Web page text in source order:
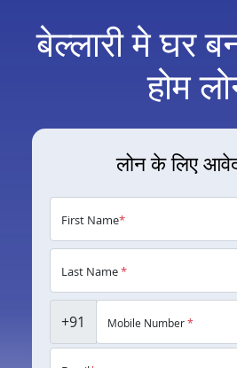
बेल्लारी मे घर
होम
लोन के लिए
First Name*
Last Name*
+91 Mobile Number*